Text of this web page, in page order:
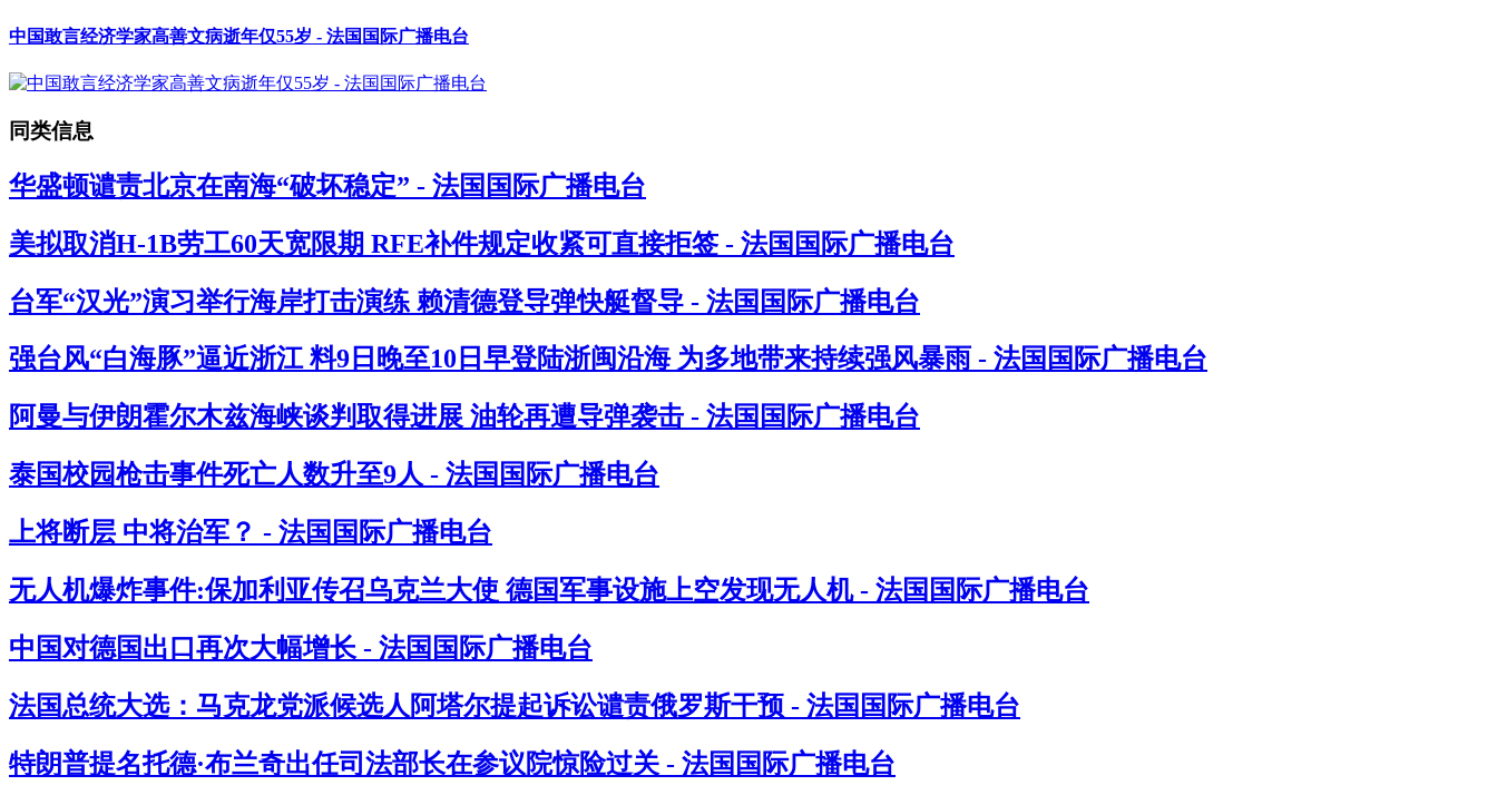
中国敢言经济学家高善文病逝年仅55岁 - 法国国际广播电台
同类信息
华盛顿谴责北京在南海“破坏稳定” - 法国国际广播电台
美拟取消H-1B劳工60天宽限期 RFE补件规定收紧可直接拒签 - 法国国际广播电台
台军“汉光”演习举行海岸打击演练 赖清德登导弹快艇督导 - 法国国际广播电台
强台风“白海豚”逼近浙江 料9日晚至10日早登陆浙闽沿海 为多地带来持续强风暴雨 - 法国国际广播电台
阿曼与伊朗霍尔木兹海峡谈判取得进展 油轮再遭导弹袭击 - 法国国际广播电台
泰国校园枪击事件死亡人数升至9人 - 法国国际广播电台
上将断层 中将治军？ - 法国国际广播电台
无人机爆炸事件:保加利亚传召乌克兰大使 德国军事设施上空发现无人机 - 法国国际广播电台
中国对德国出口再次大幅增长 - 法国国际广播电台
法国总统大选：马克龙党派候选人阿塔尔提起诉讼谴责俄罗斯干预 - 法国国际广播电台
特朗普提名托德·布兰奇出任司法部长在参议院惊险过关 - 法国国际广播电台